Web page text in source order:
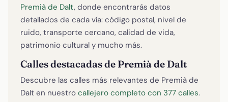
Premià de Dalt, donde encontrarás datos
detallados de cada vía: código postal, nivel de
ruido, transporte cercano, calidad de vida,
patrimonio cultural y mucho más.
Calles destacadas de Premià de Dalt
Descubre las calles más relevantes de Premià de
Dalt en nuestro callejero completo con 377 calles.